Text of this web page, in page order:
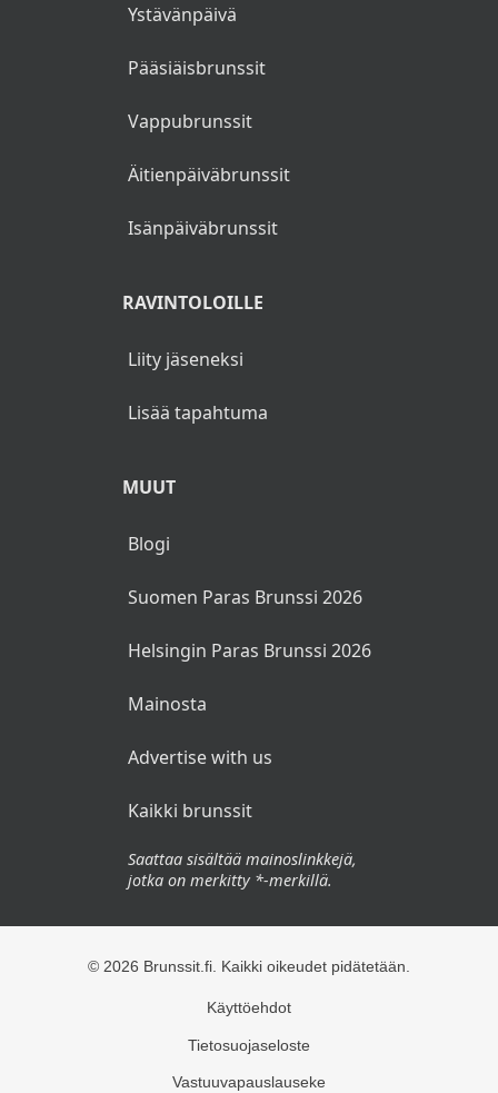
Ystävänpäivä
Pääsiäisbrunssit
Vappubrunssit
Äitienpäiväbrunssit
Isänpäiväbrunssit
RAVINTOLOILLE
Liity jäseneksi
Lisää tapahtuma
MUUT
Blogi
Suomen Paras Brunssi 2026
Helsingin Paras Brunssi 2026
Mainosta
Advertise with us
Kaikki brunssit
Saattaa sisältää mainoslinkkejä,
jotka on merkitty *-merkillä.
© 2026 Brunssit.fi. Kaikki oikeudet pidätetään.
Käyttöehdot
Tietosuojaseloste
Vastuuvapauslauseke